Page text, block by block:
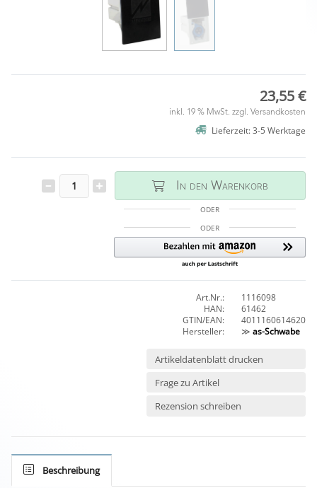
23,55 €
inkl. 19 % MwSt. zzgl. Versandkosten
Lieferzeit: 3-5 Werktage
In den Warenkorb
ODER
ODER
Art.Nr.:
1116098
HAN:
61462
GTIN/EAN:
4011160614620
Hersteller:
≫ as-Schwabe
Artikeldatenblatt drucken
Frage zu Artikel
Rezension schreiben
Beschreibung